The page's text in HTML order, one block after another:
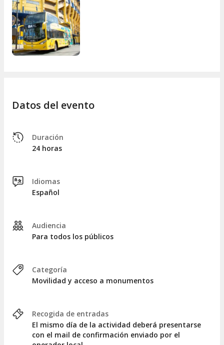
Datos del evento
Duración
24 horas
Idiomas
Español
Audiencia
Para todos los públicos
Categoría
Movilidad y acceso a monumentos
Recogida de entradas
El mismo día de la actividad deberá presentarse
con el mail de confirmación enviado por el